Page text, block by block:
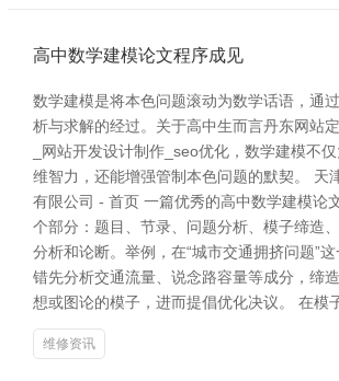
高中数学建模论文程序成见
数学建模是将本色问题滚动为数学话语，通
析与求解的经过。关于高中生而言丹东网站
_网站开发设计制作_seo优化，数学建模不
维智力，还能增强管制本色问题的默契。 天
有限公司 - 首页 一篇优秀的高中数学建模论
个部分：题目、节录、问题分析、模子缔造
分析和论断。举例，在“城市交通拥挤问题”
错先分析交通流量、说念路容量等成分，缔
想或图论的模子，进而提倡优化决议。 在模
维修资讯